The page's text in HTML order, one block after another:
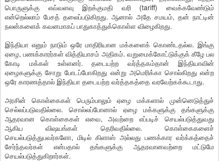
பொருளுக்கு எவ்வளவு இறக்குமதி வரி (tariff) வைக்கவேண்டும்
என்றெல்லாம் பேசத் தலைப்படுகிறது. ஆனால் அதே சமயம், தன் நாட்டின்
நலன்களைக் கவனமாகப் பாதுகாத்துக்கொள்ள விழைகிறது.
இந்தியா எனும் நாடும் ஒரே மாதிரியான மக்களைக் கொண்டதல்ல. இங்கு
ஏழை, பணக்காரர்கள் வித்தியாசம் அதிகம். வறுமைக்கோட்டுக்குக் கீழே பல
கோடி மக்கள் உள்ளனர். தடையற்ற வர்த்தகம்தான் இந்தியாவின்
ஏழைகளுக்கு சோறு போடப்போகிறது என்று அமெரிக்கா சொல்கிறது என்ற
ஒரே காரணத்தால் இந்தியா தடையற்ற வர்த்தகத்தை வரவேற்கக்கூடாது.
அரசின் கொள்கைகள் பெரும்பாலும் ஏழை மக்களால் முன்னெடுத்துச்
செல்லப்படுவதில்லை. சொல்லப்போனால் ஏழை மக்களுக்கு தங்களுக்கு
ஆதரவான கொள்கைகள் எவை, அவற்றை எப்படிச் செயல்படுத்துவது
ஆகிய விஷயங்கள் தெரிவதில்லை. கொள்கைகளைச்
செயல்படுத்துபவர்களோ, மிடில் கிளாஸ் அல்லது பணக்கார வர்க்கத்தைச்
சேர்ந்தவர்கள் என்பதால் தங்களுக்கு ஆதரவானவற்றை மட்டுமே
செயல்படுத்துகிறார்கள்.